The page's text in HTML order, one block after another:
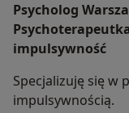
Psycholog
impulsywność
Specjalizuję się w
impulsywnością.